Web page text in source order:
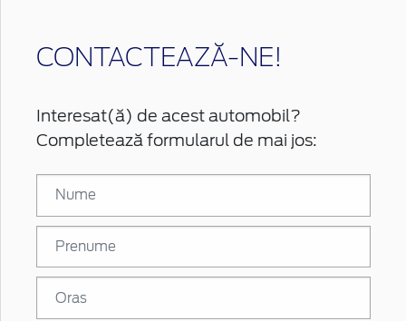
CONTACTEAZĂ-NE!
Interesat(ă) de acest automobil?
Completează formularul de mai jos: